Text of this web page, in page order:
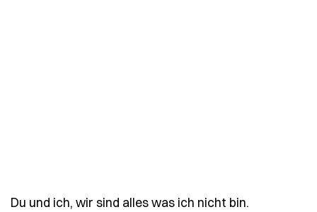
Du und ich, wir sind alles was ich nicht bin.